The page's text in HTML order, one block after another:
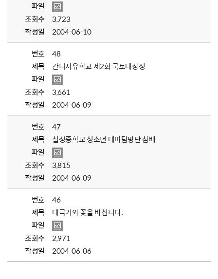
파일
조회수
3,723
작성일
2004-06-10
번호
48
제목
간디자유학교 제2회 국토대장정
파일
조회수
3,661
작성일
2004-06-09
번호
47
제목
철성중학교 청소년 테마탐방단 참배
파일
조회수
3,815
작성일
2004-06-09
번호
46
제목
태극기와 꽃을 바칩니다.
파일
조회수
2,971
작성일
2004-06-06